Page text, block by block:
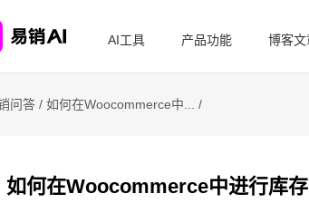
AI工具 产品功能 博客文
问答 / 如何在Woocommerce中... /
如何在Woocommerce中进行库存